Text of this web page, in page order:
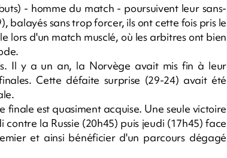
- homme du match - poursuivent leur sans-
balayés sans trop forcer, ils ont cette fois pris le
lors d'un match musclé, où les arbitres ont bien
Il y a un an, la Norvège avait mis fin à leur
Cette défaite surprise (29-24) avait été
finale est quasiment acquise. Une seule victoire
la Russie (20h45) puis jeudi (17h45) face
et ainsi bénéficier d'un parcours dégagé